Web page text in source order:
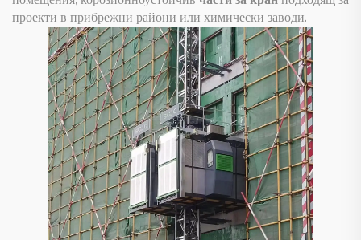
проекти в прибрежни райони или химически заводи.